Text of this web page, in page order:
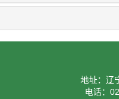
地址：辽
电话：